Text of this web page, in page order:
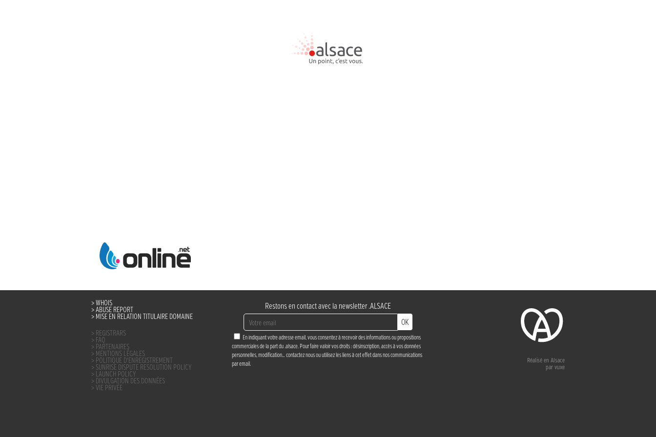
WHOIS
ABUSE REPORT
MISE EN RELATION TITULAIRE DOMAINE
REGISTRARS
FAQ
PARTENAIRES
MENTIONS LÉGALES
POLITIQUE D’ENREGISTREMENT
SUNRISE DISPUTE RESOLUTION POLICY
LAUNCH POLICY
DIVULGATION DES DONNÉES
VIE PRIVÉE
Restons en contact avec la newsletter .ALSACE
OK
En indiquant votre adresse email, vous consentez à recevoir des informations ou propositions
commerciales de la part du .alsace. Pour faire valoir vos droits : désinscription, accès à vos données
personnelles, modification… contactez nousou utilisez les liens à cet effet dans nos communications
par email.
Réalisé en Alsace
par vuxe